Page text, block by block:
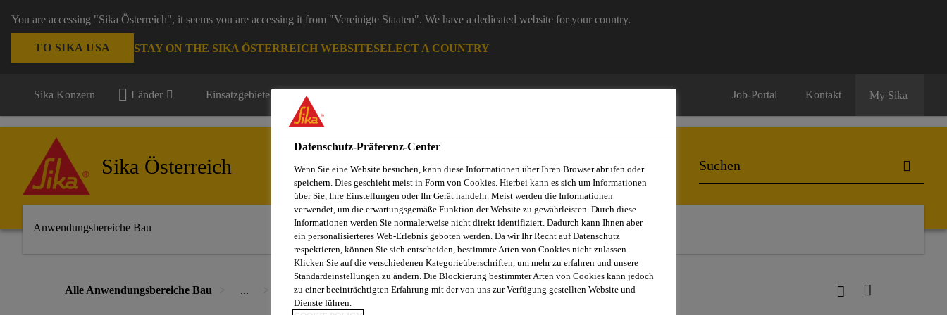
You are accessing "Sika Österreich", it seems you are accessing it from "Vereinigte Staaten". We have a dedicated website for your country.
TO SIKA USA STAY ON THE SIKA ÖSTERREICH WEBSITESELECT A COUNTRY
Sika Konzern Länder Einsatzgebiete Job-Portal Kontakt My Sika
Sika Österreich
Anwendungsbereiche Bau
Alle Anwendungsbereiche Bau ... Bautenschutzmatte 1214 R
Datenschutz-Präferenz-Center
Wenn Sie eine Website besuchen, kann diese Informationen über Ihren Browser abrufen oder
speichern. Dies geschieht meist in Form von Cookies. Hierbei kann es sich um Informationen
über Sie, Ihre Einstellungen oder Ihr Gerät handeln. Meist werden die Informationen
verwendet, um die erwartungsgemäße Funktion der Website zu gewährleisten. Durch diese
Informationen werden Sie normalerweise nicht direkt identifiziert. Dadurch kann Ihnen aber
ein personalisierteres Web-Erlebnis geboten werden. Da wir Ihr Recht auf Datenschutz
respektieren, können Sie sich entscheiden, bestimmte Arten von Cookies nicht zulassen.
Klicken Sie auf die verschiedenen Kategorieüberschriften, um mehr zu erfahren und unsere
Standardeinstellungen zu ändern. Die Blockierung bestimmter Arten von Cookies kann jedoch
zu einer beeinträchtigten Erfahrung mit der von uns zur Verfügung gestellten Website und
Dienste führen.